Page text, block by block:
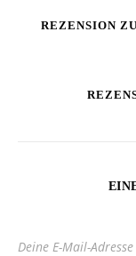
REZENSION
Deine E-Mail-